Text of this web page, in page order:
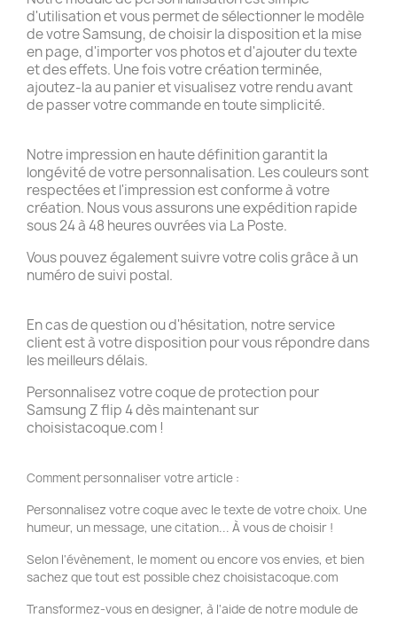
d'utilisation et vous permet de sélectionner le modèle
de votre Samsung, de choisir la disposition et la mise
en page, d'importer vos photos et d'ajouter du texte
et des effets. Une fois votre création terminée,
ajoutez-la au panier et visualisez votre rendu avant
de passer votre commande en toute simplicité.
Notre impression en haute définition garantit la
longévité de votre personnalisation. Les couleurs sont
respectées et l'impression est conforme à votre
création. Nous vous assurons une expédition rapide
sous 24 à 48 heures ouvrées via La Poste.
Vous pouvez également suivre votre colis grâce à un
numéro de suivi postal.
En cas de question ou d'hésitation, notre service
client est à votre disposition pour vous répondre dans
les meilleurs délais.
Personnalisez votre coque de protection pour
Samsung Z flip 4 dès maintenant sur
choisistacoque.com !
Comment personnaliser votre article :
Personnalisez votre coque avec le texte de votre choix. Une
humeur, un message, une citation... À vous de choisir !
Selon l'évènement, le moment ou encore vos envies, et bien
sachez que tout est possible chez choisistacoque.com
Transformez-vous en designer, à l'aide de notre module de